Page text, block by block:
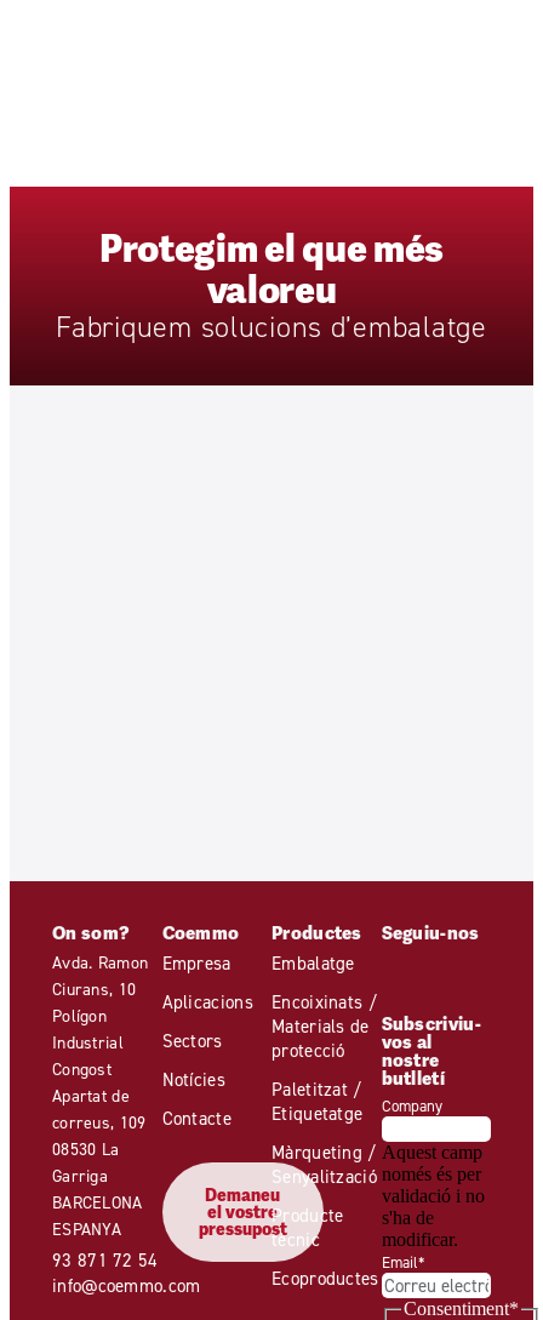
Protegimelquemés
valoreu
Fabriquem solucions d’embalatge
On som?
Avda. Ramon
Ciurans, 10
Polígon
Industrial
Congost
Apartat de
correus, 109
08530 La
Garriga
BARCELONA
ESPANYA
93 871 72 54
info@coemmo.com
Coemmo
Empresa
Aplicacions
Sectors
Notícies
Contacte
Demaneu
el vostre
pressupost
Productes
Embalatge
Encoixinats /
Materials de
protecció
Paletitzat /
Etiquetatge
Màrqueting /
Senyalització
Producte
tècnic
Ecoproductes
Seguiu-nos
Subscriviu-
vos al
nostre
butlletí
Company
Aquest camp
només és per
validació i no
s'ha de
modificar.
Email*
Consentiment*